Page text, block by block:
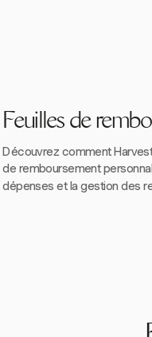
Feuilles de
Découvrez comment
de remboursement
dépenses et la gestion des